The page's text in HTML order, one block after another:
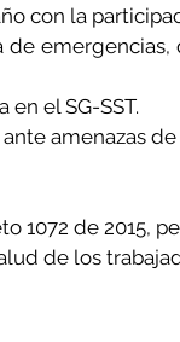
con la
el SG-SST.
amenazas
1072 de 2015,
de los